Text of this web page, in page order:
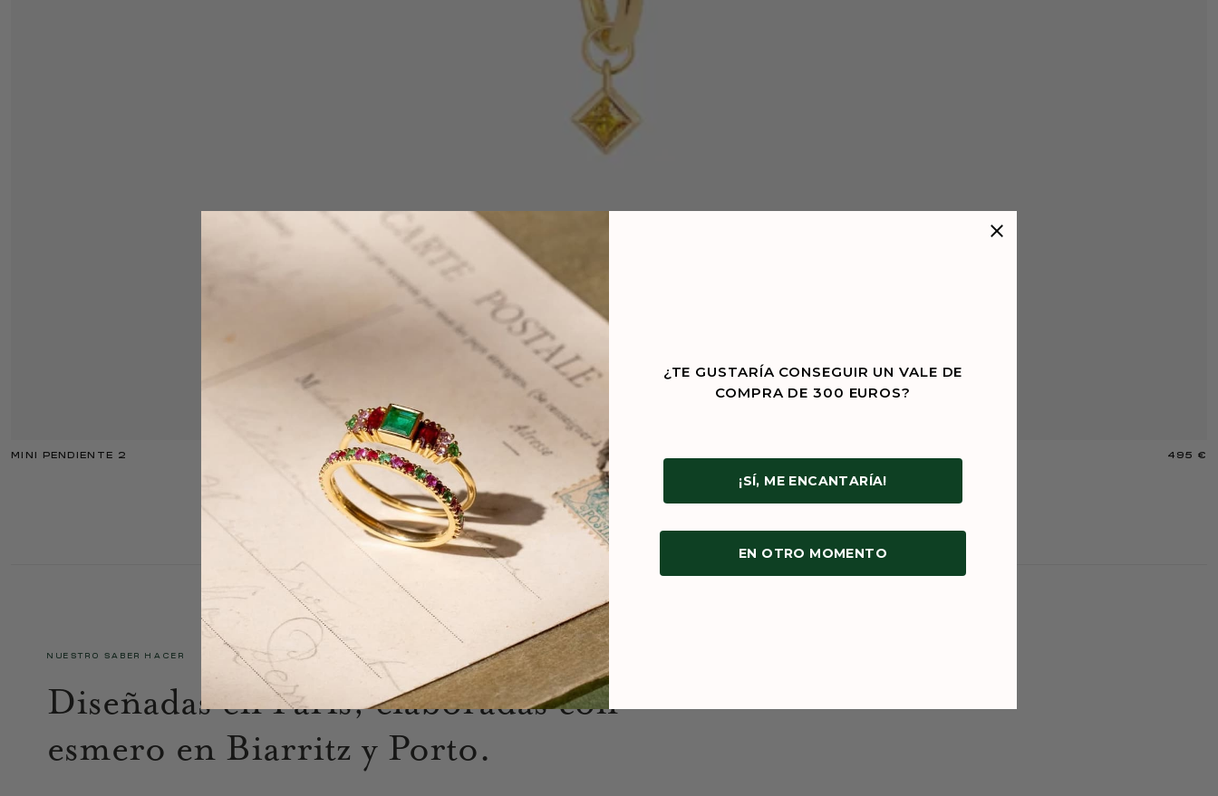
MINI PENDIENTE 2 495 €
NUESTRO SABER HACER
Diseñadas en París, elaboradas con
esmero en Biarritz y Porto.
¿TE GUSTARÍA CONSEGUIR UN VALE DE
COMPRA DE 300 EUROS?
¡SÍ, ME ENCANTARÍA!
EN OTRO MOMENTO